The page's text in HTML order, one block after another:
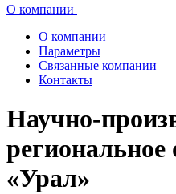
О компании
О компании
Параметры
Связанные компании
Контакты
Научно-
региональное
«Урал»